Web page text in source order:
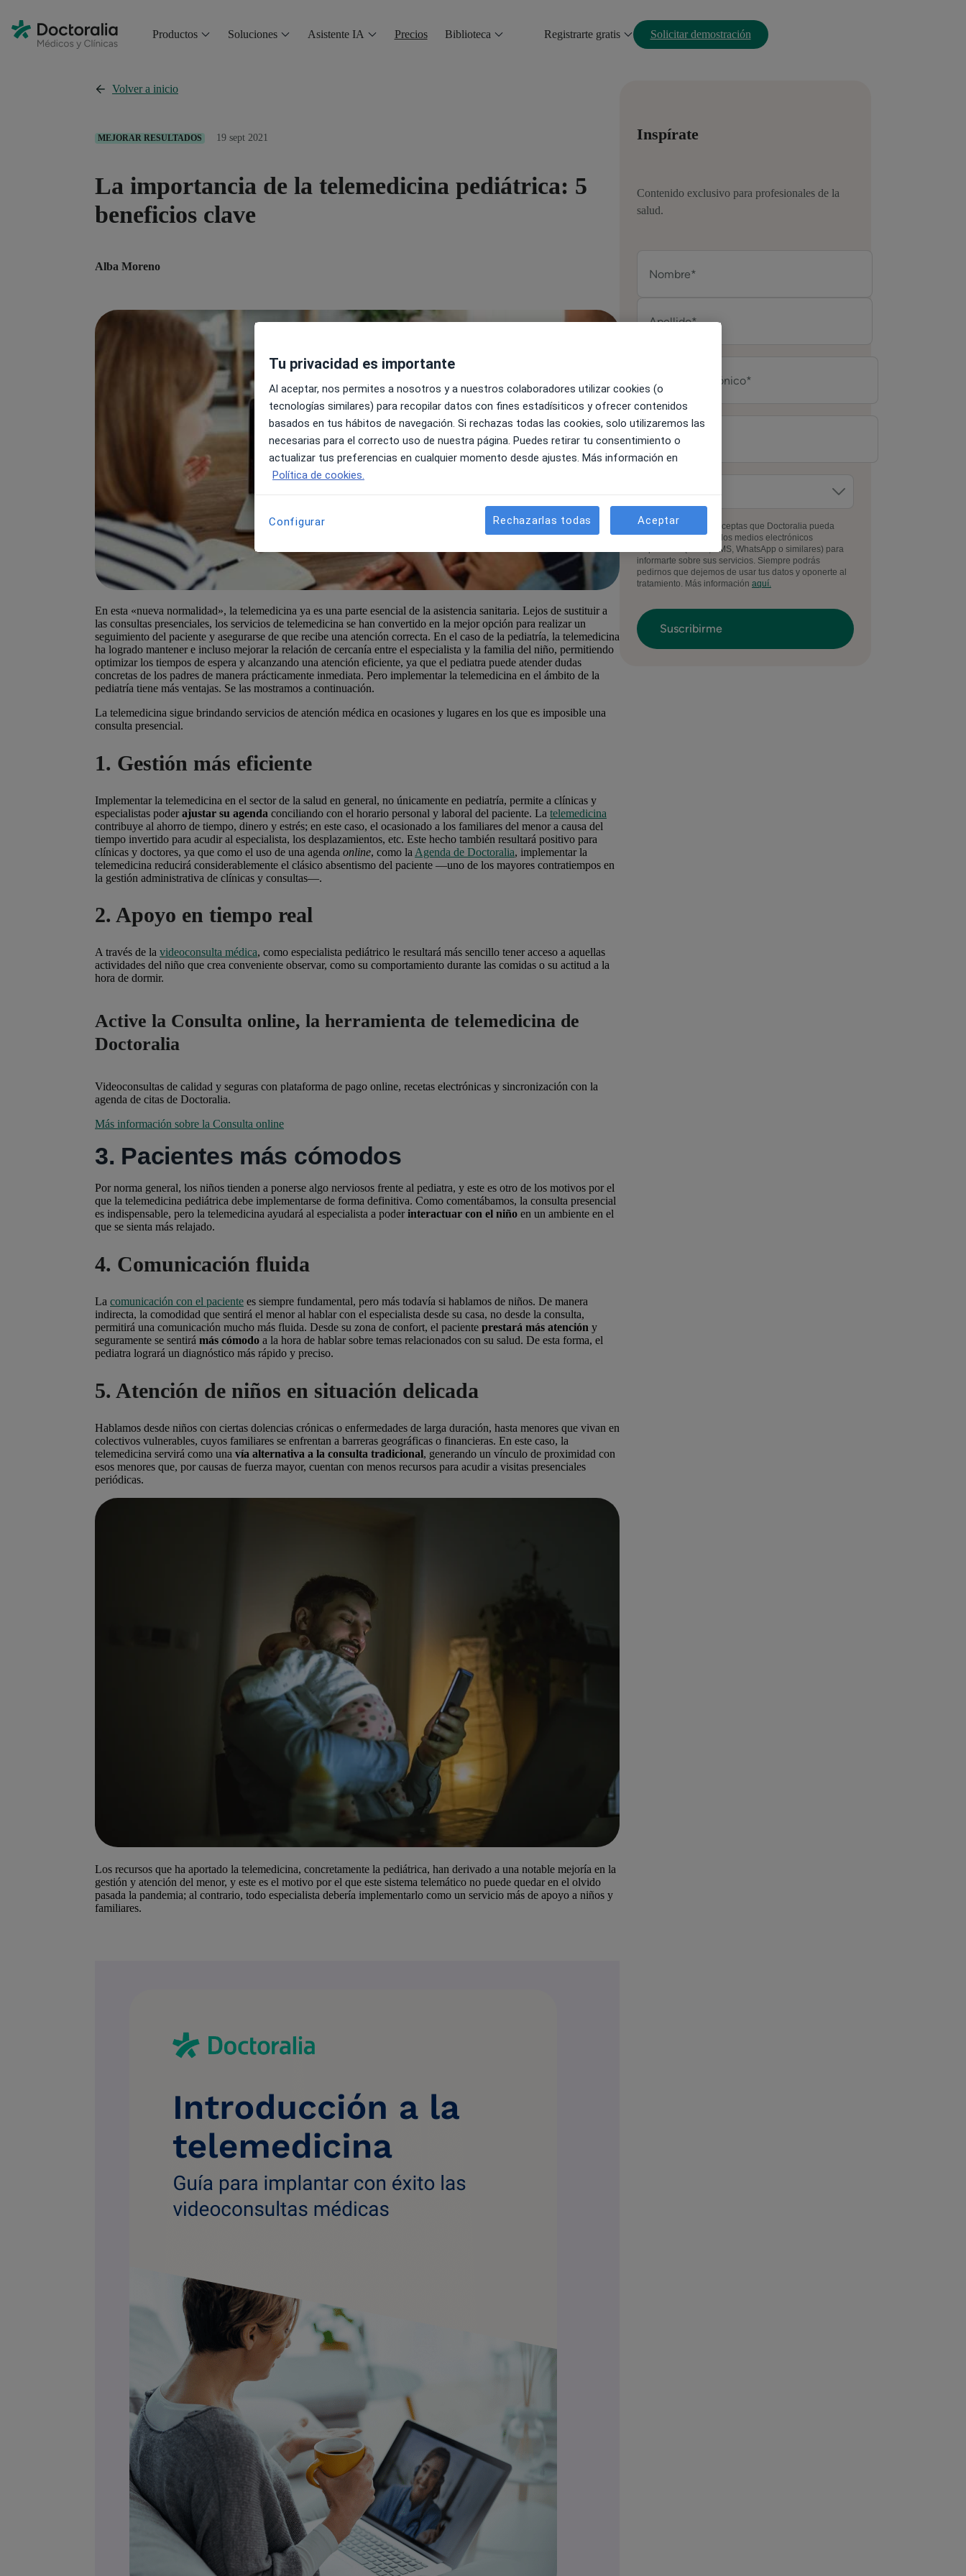
Productos Soluciones Asistente IA Precios Biblioteca Registrarte gratis Solicitar demostración
Volver a inicio
MEJORAR RESULTADOS 19 sept 2021
La importancia de la telemedicina pediátrica: 5
beneficios clave
Alba Moreno
En esta «nueva normalidad», la telemedicina ya es una parte esencial de la asistencia sanitaria. Lejos de sustituir a
las consultas presenciales, los servicios de telemedicina se han convertido en la mejor opción para realizar un
seguimiento del paciente y asegurarse de que recibe una atención correcta. En el caso de la pediatría, la telemedicina
ha logrado mantener e incluso mejorar la relación de cercanía entre el especialista y la familia del niño, permitiendo
optimizar los tiempos de espera y alcanzando una atención eficiente, ya que el pediatra puede atender dudas
concretas de los padres de manera prácticamente inmediata. Pero implementar la telemedicina en el ámbito de la
pediatría tiene más ventajas. Se las mostramos a continuación.
La telemedicina sigue brindando servicios de atención médica en ocasiones y lugares en los que es imposible una
consulta presencial.
1. Gestión más eficiente
Implementar la telemedicina en el sector de la salud en general, no únicamente en pediatría, permite a clínicas y
especialistas poderajustar su agenda conciliando con el horario personal y laboral del paciente. La telemedicina
contribuye al ahorro de tiempo, dinero y estrés; en este caso, el ocasionado a los familiares del menor a causa del
tiempo invertido para acudir al especialista, los desplazamientos, etc. Este hecho también resultará positivo para
clínicas y doctores, ya que como el uso de una agenda online, como la Agenda de Doctoralia, implementar la
telemedicina reducirá considerablemente el clásico absentismo del paciente —uno de los mayores contratiempos en
la gestión administrativa de clínicas y consultas—.
2. Apoyo en tiempo real
A través de la videoconsulta médica, como especialista pediátrico le resultará más sencillo tener acceso a aquellas
actividades del niño que crea conveniente observar, como su comportamiento durante las comidas o su actitud a la
hora de dormir.
Active la Consulta online, la herramienta de telemedicina de
Doctoralia
Videoconsultas de calidad y seguras con plataforma de pago online, recetas electrónicas y sincronización con la
agenda de citas de Doctoralia.
Más información sobre la Consulta online
3. Pacientes más cómodos
Por norma general, los niños tienden a ponerse algo nerviosos frente al pediatra, y este es otro de los motivos por el
que la telemedicina pediátrica debe implementarse de forma definitiva. Como comentábamos, la consulta presencial
es indispensable, pero la telemedicina ayudará al especialista a poderinteractuar con el niño en un ambiente en el
que se sienta más relajado.
4. Comunicación fluida
La comunicación con el paciente es siempre fundamental, pero más todavía si hablamos de niños. De manera
indirecta, la comodidad que sentirá el menor al hablar con el especialista desde su casa, no desde la consulta,
permitirá una comunicación mucho más fluida. Desde su zona de confort, el paciente prestará más atención y
seguramente se sentirá más cómodo a la hora de hablar sobre temas relacionados con su salud. De esta forma, el
pediatra logrará un diagnóstico más rápido y preciso.
5. Atención de niños en situación delicada
Hablamos desde niños con ciertas dolencias crónicas o enfermedades de larga duración, hasta menores que vivan en
colectivos vulnerables, cuyos familiares se enfrentan a barreras geográficas o financieras. En este caso, la
telemedicina servirá como una vía alternativa a la consulta tradicional, generando un vínculo de proximidad con
esos menores que, por causas de fuerza mayor, cuentan con menos recursos para acudir a visitas presenciales
periódicas.
Los recursos que ha aportado la telemedicina, concretamente la pediátrica, han derivado a una notable mejoría en la
gestión y atención del menor, y este es el motivo por el que este sistema telemático no puede quedar en el olvido
pasada la pandemia; al contrario, todo especialista debería implementarlo como un servicio más de apoyo a niños y
familiares.
Inspírate
Contenido exclusivo para profesionales de la
salud.
Al facilitar tus datos, aceptas que Doctoralia pueda
contactarte por todos los medios electrónicos
disponibles (email, SMS, WhatsApp o similares) para
informarte sobre sus servicios. Siempre podrás
pedirnos que dejemos de usar tus datos y oponerte al
tratamiento. Más información aquí.
Tu privacidad es importante
Al aceptar, nos permites a nosotros y a nuestros colaboradores utilizar cookies (o
tecnologías similares) para recopilar datos con fines estadísiticos y ofrecer contenidos
basados en tus hábitos de navegación. Si rechazas todas las cookies, solo utilizaremos las
necesarias para el correcto uso de nuestra página. Puedes retirar tu consentimiento o
actualizar tus preferencias en cualquier momento desde ajustes. Más información en
Política de cookies.
Configurar Rechazarlas todas Aceptar